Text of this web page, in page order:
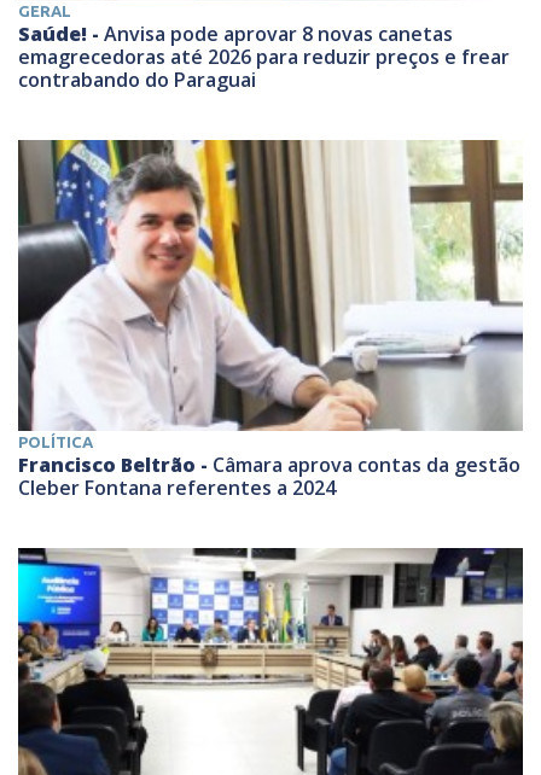
GERAL
Saúde! - Anvisa pode aprovar 8 novas canetas
emagrecedoras até 2026 para reduzir preços e frear
contrabando do Paraguai
POLÍTICA
Francisco Beltrão - Câmara aprova contas da gestão
Cleber Fontana referentes a 2024